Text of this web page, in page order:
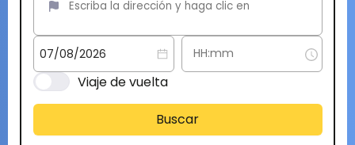
Viaje de vuelta
Buscar